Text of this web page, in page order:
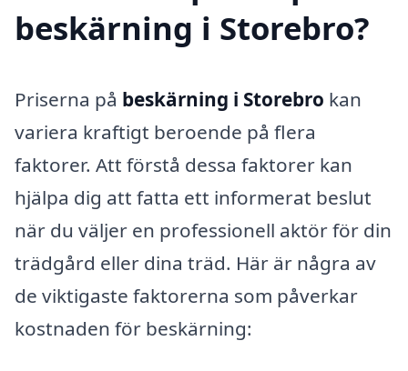
beskärning i Storebro?
Priserna på beskärning i Storebro kan
variera kraftigt beroende på flera
faktorer. Att förstå dessa faktorer kan
hjälpa dig att fatta ett informerat beslut
när du väljer en professionell aktör för din
trädgård eller dina träd. Här är några av
de viktigaste faktorerna som påverkar
kostnaden för beskärning: